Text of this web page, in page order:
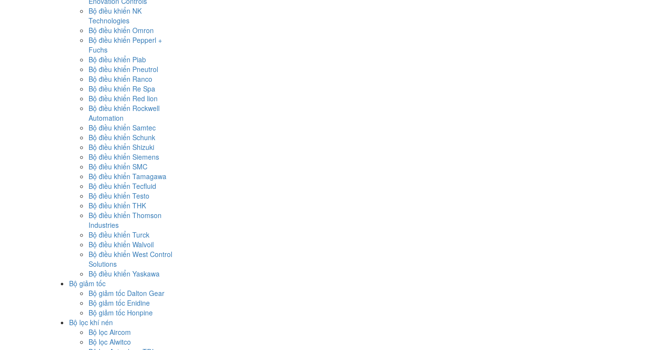
Bộ điều khiển NK
Technologies
Bộ điều khiển Omron
Bộ điều khiển Pepperl +
Fuchs
Bộ điều khiển Piab
Bộ điều khiển Pneutrol
Bộ điều khiển Ranco
Bộ điều khiển Re Spa
Bộ điều khiển Red lion
Bộ điều khiển Rockwell
Automation
Bộ điều khiển Samtec
Bộ điều khiển Schunk
Bộ điều khiển Shizuki
Bộ điều khiển Siemens
Bộ điều khiển SMC
Bộ điều khiển Tamagawa
Bộ điều khiển Tecfluid
Bộ điều khiển Testo
Bộ điều khiển THK
Bộ điều khiển Thomson
Industries
Bộ điều khiển Turck
Bộ điều khiển Walvoil
Bộ điều khiển West Control
Solutions
Bộ điều khiển Yaskawa
Bộ giảm tốc
Bộ giảm tốc Dalton Gear
Bộ giảm tốc Enidine
Bộ giảm tốc Honpine
Bộ lọc khí nén
Bộ lọc Aircom
Bộ lọc Alwitco